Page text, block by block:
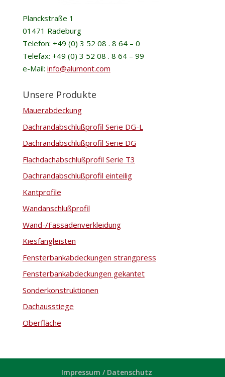
Planckstraße 1
01471 Radeburg
Telefon: +49 (0) 3 52 08 . 8 64 – 0
Telefax: +49 (0) 3 52 08 . 8 64 – 99
e-Mail: info@alumont.com
Unsere Produkte
Mauerabdeckung
Dachrandabschlußprofil Serie DG-L
Dachrandabschlußprofil Serie DG
Flachdachabschlußprofil Serie T3
Dachrandabschlußprofil einteilig
Kantprofile
Wandanschlußprofil
Wand-/Fassadenverkleidung
Kiesfangleisten
Fensterbankabdeckungen strangpress
Fensterbankabdeckungen gekantet
Sonderkonstruktionen
Dachausstiege
Oberfläche
Impressum / Datenschutz